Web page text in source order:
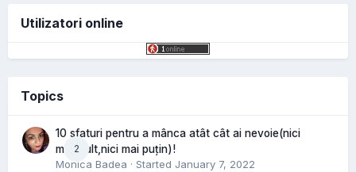
Utilizatori online
Topics
2
10 sfaturi pentru a mânca atât cât ai nevoie(nici
mai mult,nici mai puțin)!
Monica Badea · Started January 7, 2022